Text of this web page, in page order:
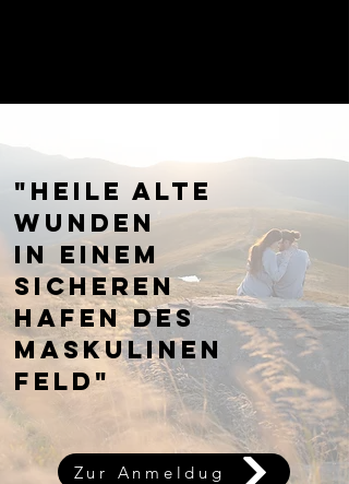
"Heile alte
Wunden
in einem
sicheren
Hafen des
maskulinen
Feld"
Zur Anmeldug